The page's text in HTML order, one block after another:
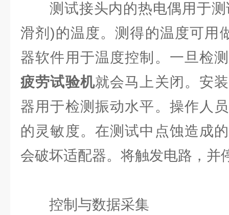
测试接头内的热电偶⽤于测
滑剂)的温度。测得的温度可⽤
器软件⽤于温度控制。⼀旦检
疲劳试验机就会马上关闭。安
器⽤于检测振动⽔平。操作⼈
的灵敏度。在测试中点蚀造成
会破坏适配器。将触发电路，并
控制与数据采集